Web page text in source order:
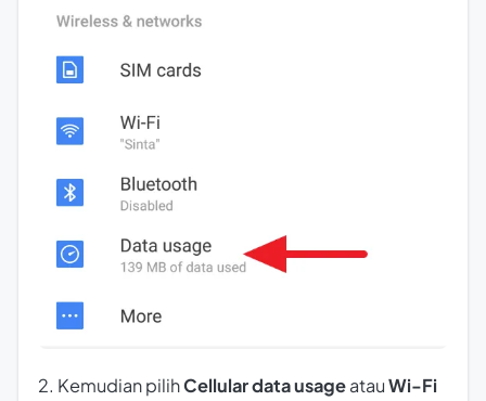
2. Kemudian pilihCellular data usageatauWi-Fi